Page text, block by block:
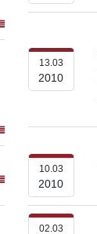
13.03
2010
10.03
2010
02.03